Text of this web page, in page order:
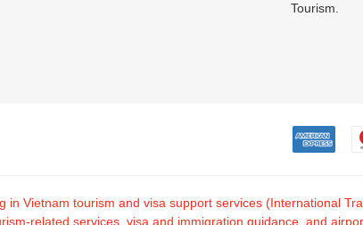
Tourism.
Vietnam tourism and visa support services (International
related services, visa and immigration guidance, and